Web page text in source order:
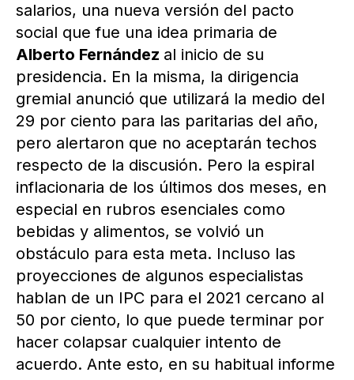
salarios, una nueva versión del pacto
social que fue una idea primaria de
Alberto Fernández al inicio de su
presidencia. En la misma, la dirigencia
gremial anunció que utilizará la medio del
29 por ciento para las paritarias del año,
pero alertaron que no aceptarán techos
respecto de la discusión. Pero la espiral
inflacionaria de los últimos dos meses, en
especial en rubros esenciales como
bebidas y alimentos, se volvió un
obstáculo para esta meta. Incluso las
proyecciones de algunos especialistas
hablan de un IPC para el 2021 cercano al
50 por ciento, lo que puede terminar por
hacer colapsar cualquier intento de
acuerdo. Ante esto, en su habitual informe